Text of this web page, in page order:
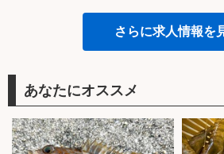
さらに求人情報を
あなたにオススメ